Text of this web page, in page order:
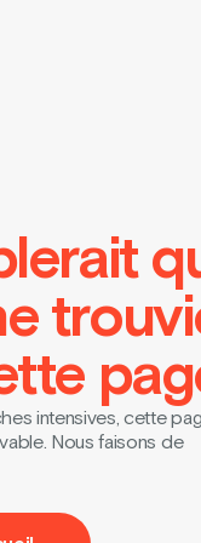
intensives, cette
Nous faisons de